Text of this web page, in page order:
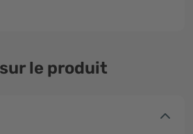
le produit